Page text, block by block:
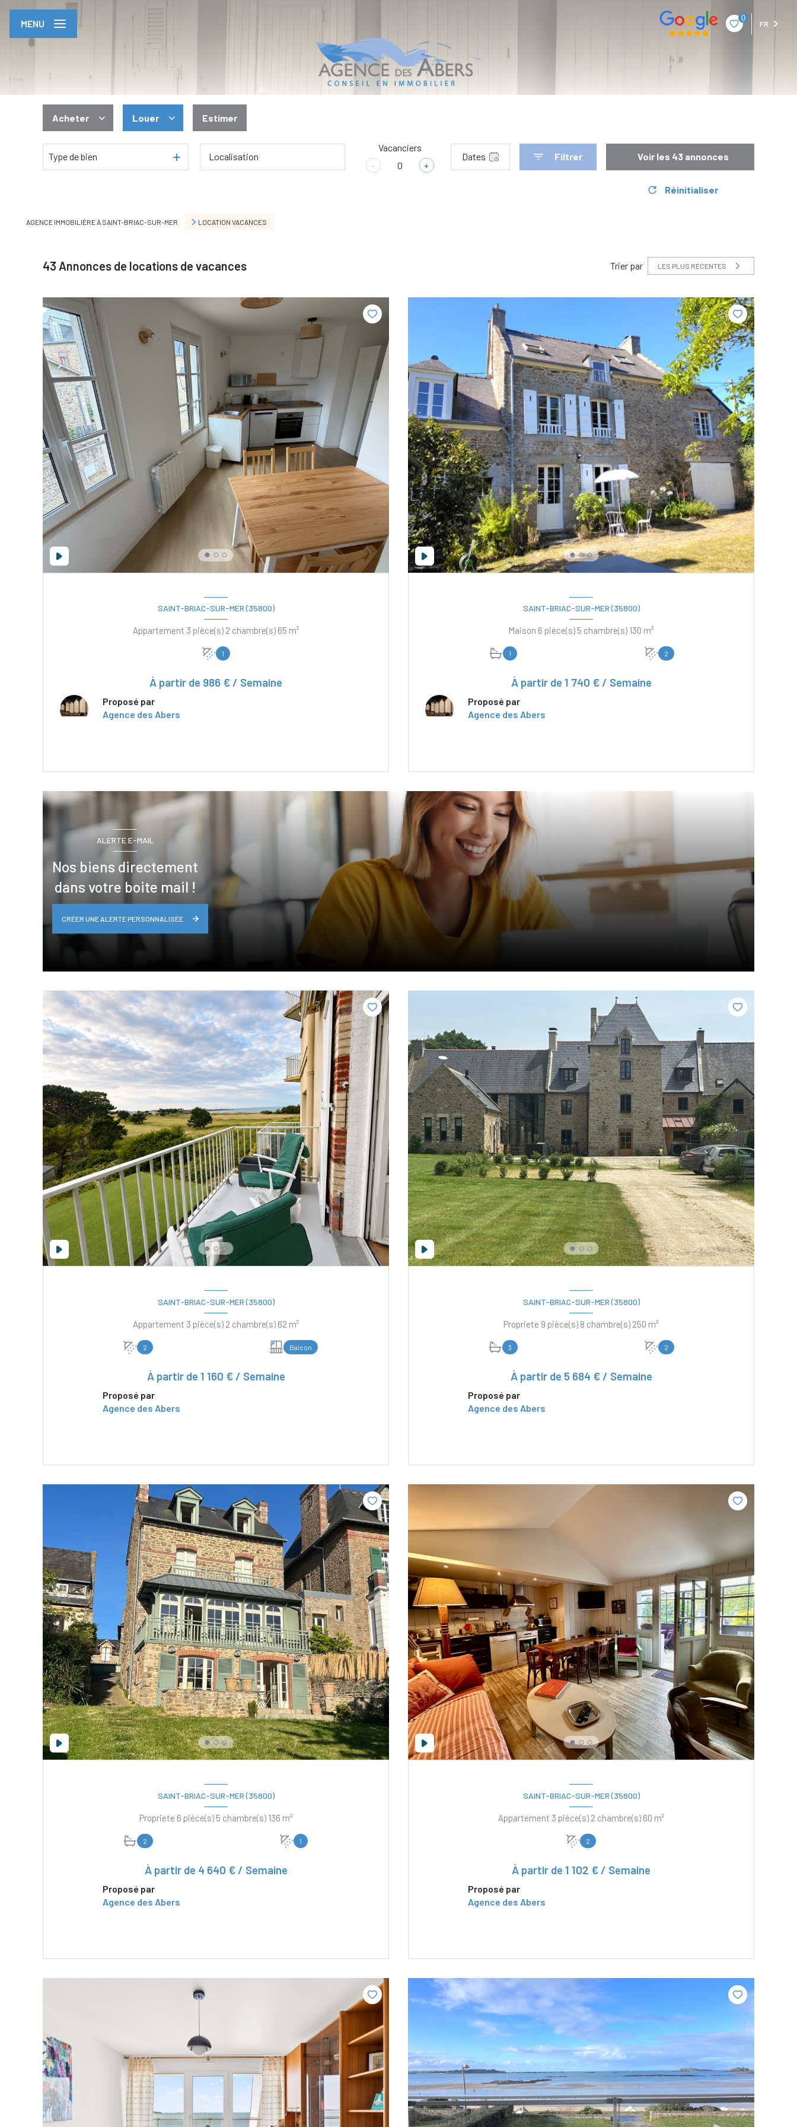
0
FR
MENU
Acheter
De l'ancien
Louer
En saisonnier
Estimer
Type de bien
Vacanciers
- +
Dates Filtrer Voir les 43 annonces
Réinitialiser
AGENCE IMMOBILIÈRE À SAINT-BRIAC-SUR-MER LOCATION VACANCES
43 Annonces de locations de vacances Trier par LES PLUS RÉCENTES
SAINT-BRIAC-SUR-MER (35800)
Appartement 3 pièce(s) 2 chambre(s) 65 m²
1
À partir de 986 € / Semaine
Proposé par
Agence des Abers
SAINT-BRIAC-SUR-MER (35800)
Maison 6 pièce(s) 5 chambre(s) 130 m²
1 2
À partir de 1 740 € / Semaine
Proposé par
Agence des Abers
ALERTE E-MAIL
Nos biens directement
dans votre boite mail !
CRÉER UNE ALERTE PERSONNALISÉE
SAINT-BRIAC-SUR-MER (35800)
Appartement 3 pièce(s) 2 chambre(s) 62 m²
2 Balcon
À partir de 1 160 € / Semaine
Proposé par
Agence des Abers
SAINT-BRIAC-SUR-MER (35800)
Propriete 9 pièce(s) 8 chambre(s) 250 m²
3 2
À partir de 5 684 € / Semaine
Proposé par
Agence des Abers
SAINT-BRIAC-SUR-MER (35800)
Propriete 6 pièce(s) 5 chambre(s) 136 m²
2 1
À partir de 4 640 € / Semaine
Proposé par
Agence des Abers
SAINT-BRIAC-SUR-MER (35800)
Appartement 3 pièce(s) 2 chambre(s) 60 m²
2
À partir de 1 102 € / Semaine
Proposé par
Agence des Abers